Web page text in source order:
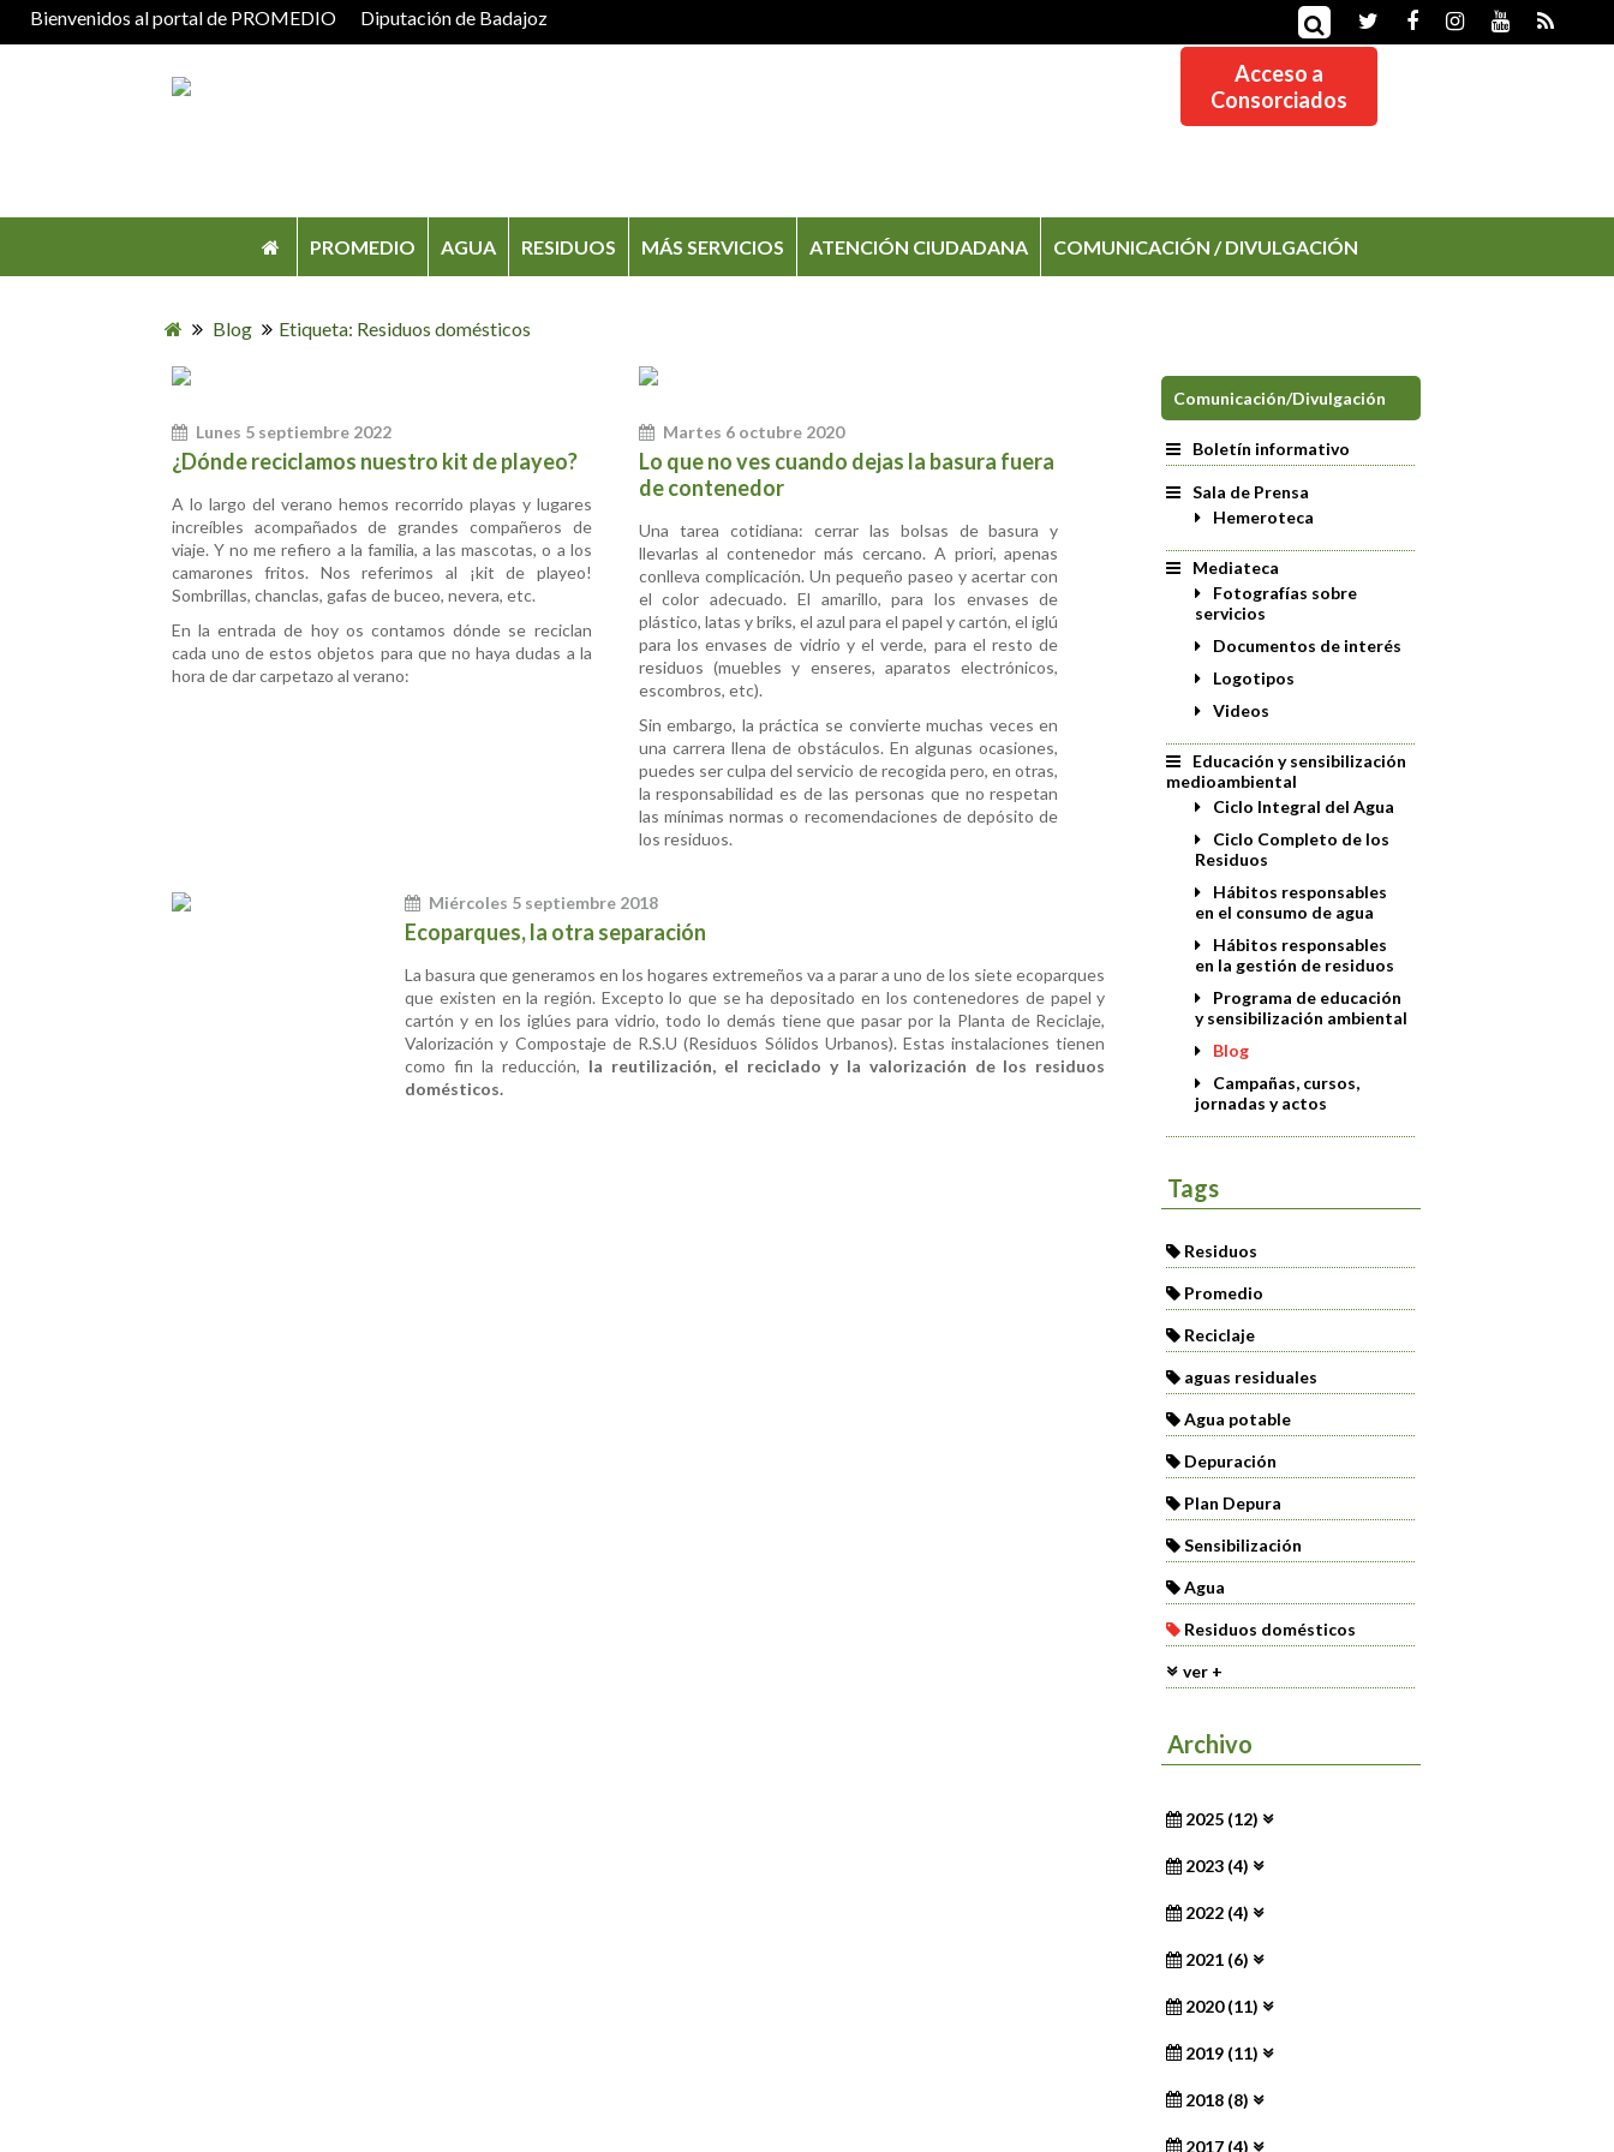
Bienvenidos al portal de PROMEDIO Diputación de Badajoz
Acceso a
Consorciados
PROMEDIO AGUA RESIDUOS MÁS SERVICIOS ATENCIÓN CIUDADANA COMUNICACIÓN / DIVULGACIÓN
Blog Etiqueta: Residuos domésticos
Lunes 5 septiembre 2022
¿Dónde reciclamos nuestro kit de playeo?
A lo largo del verano hemos recorrido playas y lugares
increíbles acompañados de grandes compañeros de
viaje. Y no me refiero a la familia, a las mascotas, o a los
camarones fritos. Nos referimos al ¡kit de playeo!
Sombrillas, chanclas, gafas de buceo, nevera, etc.
En la entrada de hoy os contamos dónde se reciclan
cada uno de estos objetos para que no haya dudas a la
hora de dar carpetazo al verano:
Martes 6 octubre 2020
Lo que no ves cuando dejas la basura fuera
de contenedor
Una tarea cotidiana: cerrar las bolsas de basura y
llevarlas al contenedor más cercano. A priori, apenas
conlleva complicación. Un pequeño paseo y acertar con
el color adecuado. El amarillo, para los envases de
plástico, latas y briks, el azul para el papel y cartón, el iglú
para los envases de vidrio y el verde, para el resto de
residuos (muebles y enseres, aparatos electrónicos,
escombros, etc).
Sin embargo, la práctica se convierte muchas veces en
una carrera llena de obstáculos. En algunas ocasiones,
puedes ser culpa del servicio de recogida pero, en otras,
la responsabilidad es de las personas que no respetan
las mínimas normas o recomendaciones de depósito de
los residuos.
Miércoles 5 septiembre 2018
Ecoparques, la otra separación
La basura que generamos en los hogares extremeños va a parar a uno de los siete ecoparques
que existen en la región. Excepto lo que se ha depositado en los contenedores de papel y
cartón y en los iglúes para vidrio, todo lo demás tiene que pasar por la Planta de Reciclaje,
Valorización y Compostaje de R.S.U (Residuos Sólidos Urbanos). Estas instalaciones tienen
como fin la reducción, la reutilización, el reciclado y la valorización de los residuos
domésticos.
Comunicación/Divulgación
Boletín informativo
Sala de Prensa
Hemeroteca
Mediateca
Fotografías sobre
servicios
Documentos de interés
Logotipos
Videos
Educación y sensibilización
medioambiental
Ciclo Integral del Agua
Ciclo Completo de los
Residuos
Hábitos responsables
en el consumo de agua
Hábitos responsables
en la gestión de residuos
Programa de educación
y sensibilización ambiental
Blog
Campañas, cursos,
jornadas y actos
Tags
Residuos
Promedio
Reciclaje
aguas residuales
Agua potable
Depuración
Plan Depura
Sensibilización
Agua
Residuos domésticos
ver +
Archivo
2025 (12)
2023 (4)
2022 (4)
2021 (6)
2020 (11)
2019 (11)
2018 (8)
2017 (4)